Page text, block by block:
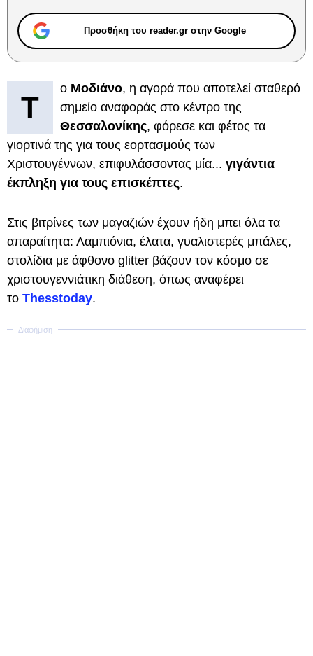
Προσθήκη του reader.gr στην Google
Τ
ο Μοδιάνο, η αγορά που αποτελεί σταθερό
σημείο αναφοράς στο κέντρο της
Θεσσαλονίκης, φόρεσε και φέτος τα
γιορτινά της για τους εορτασμούς των
Χριστουγέννων, επιφυλάσσοντας μία... γιγάντια
έκπληξη για τους επισκέπτες.
Στις βιτρίνες των μαγαζιών έχουν ήδη μπει όλα τα
απαραίτητα: Λαμπιόνια, έλατα, γυαλιστερές μπάλες,
στολίδια με άφθονο glitter βάζουν τον κόσμο σε
χριστουγεννιάτικη διάθεση, όπως αναφέρει
το Thesstoday.